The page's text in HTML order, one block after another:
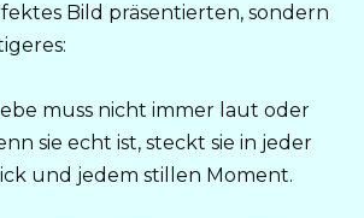
Bild präsentierten, sondern
muss nicht immer laut oder
sie echt ist, steckt sie in jeder
und jedem stillen Moment.